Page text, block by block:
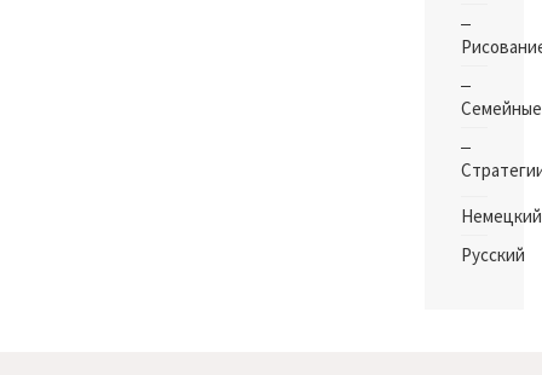
Семейные
Немецкий
Русский